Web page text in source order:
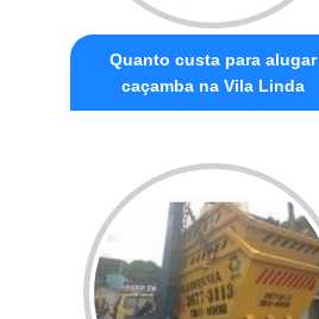
Quanto custa para alugar
caçamba na Vila Linda